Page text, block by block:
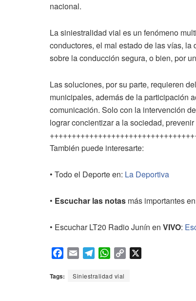
nacional.
La siniestralidad vial es un fenómeno
conductores, el mal estado de las vías,
sobre la conducción segura, o bien, por
Las soluciones, por su parte, requieren
municipales, además de la participación
comunicación. Solo con la intervención
lograr concientizar a la sociedad,
También puede interesarte:
• Todo el Deporte en: La Deportiva
• Escuchar las notas más importantes
• Escuchar LT20 Radio Junín en VIVO:
c
a
l
W
a
Tags: Siniestralidad vial